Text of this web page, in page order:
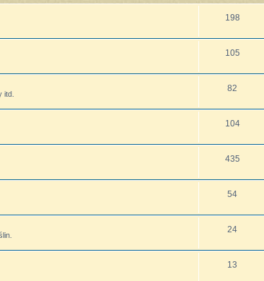
198
105
itd.
82
104
435
54
24
13